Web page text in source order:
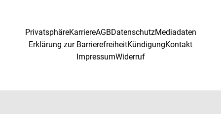
PrivatsphäreKarriereAGBDatenschutzMediadaten
Erklärung zur BarrierefreiheitKündigungKontakt
ImpressumWiderruf